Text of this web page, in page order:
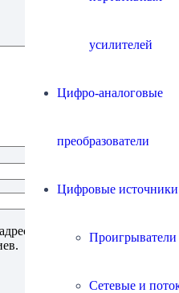
усилителей
Цифро-аналоговые
преобразователи
Цифровые источники
Сетевые и
сайта в этом браузере для